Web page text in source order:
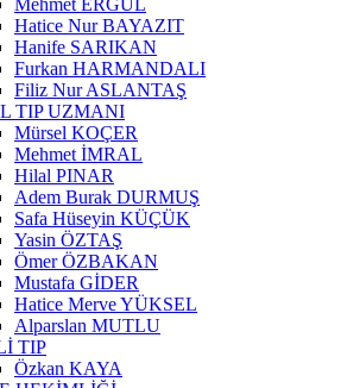
Hatice Nur BAYAZIT
Hanife SARIKAN
Furkan HARMANDALI
Filiz Nur ASLANTAŞ
TIP UZMANI
Mürsel KOÇER
Mehmet İMRAL
Hilal PINAR
Adem Burak DURMUŞ
Safa Hüseyin KÜÇÜK
Yasin ÖZTAŞ
Ömer ÖZBAKAN
Mustafa GİDER
Hatice Merve YÜKSEL
Alparslan MUTLU
TIP
Özkan KAYA